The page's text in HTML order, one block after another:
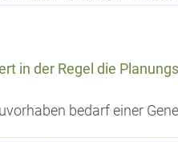
in der Regel die
bedarf einer